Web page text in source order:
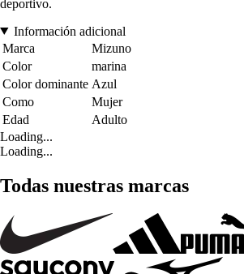
deportivo.
Información adicional
Marca
Mizuno
Color
marina
Color dominante Azul
Como
Mujer
Edad
Adulto
Loading...
Loading...
Todas nuestras marcas